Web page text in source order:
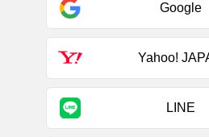
Google
Yahoo!
LINE